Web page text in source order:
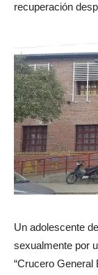
recuperación
Un adolescente
sexualmente por
“Crucero General